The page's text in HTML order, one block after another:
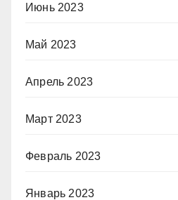
Июнь 2023
Май 2023
Апрель 2023
Март 2023
Февраль 2023
Январь 2023